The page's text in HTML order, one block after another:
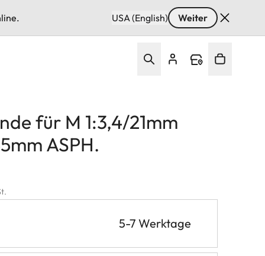
USA (English) Weiter
für M 1:3,4/21mm
ASPH.
5-7 Werktage